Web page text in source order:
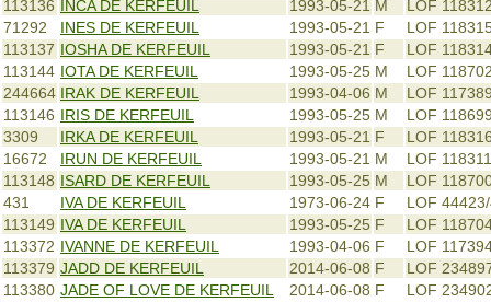
113136 INCA DE KERFEUIL 1993-05-21 M
LOF
71292
INES DE KERFEUIL 1993-05-21 F
LOF
113137 IOSHA DE KERFEUIL 1993-05-21 F
LOF
113144 IOTA DE KERFEUIL 1993-05-25 M
LOF
244664 IRAK DE KERFEUIL 1993-04-06 M
LOF
113146 IRIS DE KERFEUIL 1993-05-25 M
LOF
3309
IRKA DE KERFEUIL 1993-05-21 F
LOF
16672
IRUN DE KERFEUIL 1993-05-21 M
LOF
113148 ISARD DE KERFEUIL 1993-05-25 M
LOF
431
IVA DE KERFEUIL 1973-06-24 F
LOF
113149 IVA DE KERFEUIL 1993-05-25 F
LOF
113372 IVANNE DE KERFEUIL 1993-04-06 F
LOF
113379 JADD DE KERFEUIL 2014-06-08 F
LOF
113380 JADE OF LOVE DE KERFEUIL 2014-06-08 F
LOF